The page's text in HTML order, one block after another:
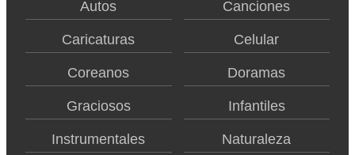
Autos Canciones
Caricaturas Celular
Coreanos Doramas
Graciosos Infantiles
Instrumentales Naturaleza